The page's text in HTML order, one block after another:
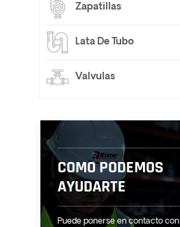
Zapatillas
Lata De Tubo
Valvulas
COMO PODEMOS
AYUDARTE
Puede ponerse en contacto con